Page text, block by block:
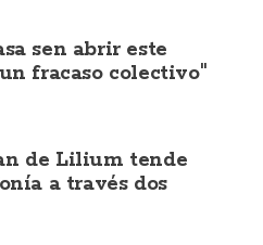
sen abrir este
fracaso colectivo"
de Lilium tende
a través dos